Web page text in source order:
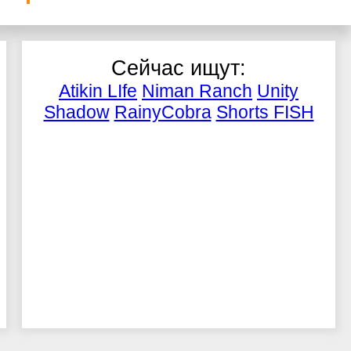
Сейчас ищут:
Atikin LIfe Niman Ranch Unity
Shadow RainyCobra Shorts FISH